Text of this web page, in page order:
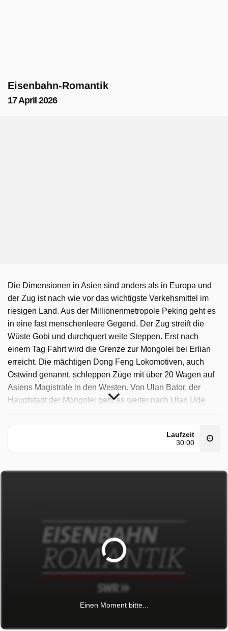
Eisenbahn-Romantik
17 April 2026
Die Dimensionen in Asien sind anders als in Europa und
der Zug ist nach wie vor das wichtigste Verkehsmittel im
riesigen Land. Aus der Millionenmetropole Peking geht es
in eine fast menschenleere Gegend. Der Zug streift die
Wüste Gobi und durchquert weite Steppen. Erst nach
einem Tag Fahrt wird die Grenze zur Mongolei bei Erlian
erreicht. Die mächtigen Dong Feng Lokomotiven, auch
Ostwind genannt, schleppen Züge mit über 20 Wagen auf
Asiens Magistrale in den Westen. Von Ulan Bator, der
Hauptstadt der Mongolei geht es weiter nach Ulan Ude
Belgien und mit über 1600 Meter Tiefe, tiefer als alle
anderen Seen auf der Welt. Er war einst die Trennlinie
zwischen dem westlichen und dem östlichen Teil der
Laufzeit
30:00
Einen Moment bitte...